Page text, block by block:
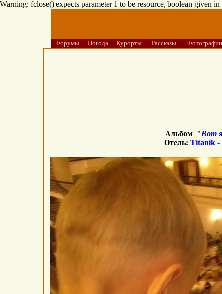
Warning: fclose() expects parameter 1 to be resource, boolean given
Форумы Погода Курорты Рассказы Фотографии
Альбом "Вот
Отель: Titanik -